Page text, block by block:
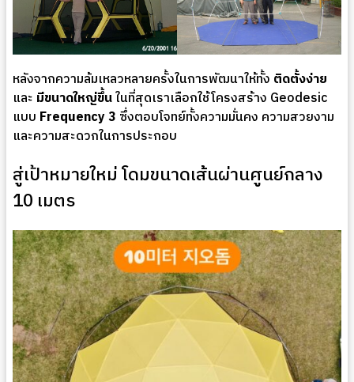
หลังจากความล้มเหลวหลายครั้งในการพัฒนาให้ทั้ง ติดตั้งง่าย
และ มีขนาดใหญ่ขึ้นในที่สุดเราเลือกใช้โครงสร้าง Geodesic
แบบ Frequency 3 ซึ่งตอบโจทย์ทั้งความมั่นคง ความสวยงาม
และความสะดวกในการประกอบ
สู่เป้าหมายใหม่ โดมขนาดเส้นผ่านศูนย์กลาง
10 เมตร